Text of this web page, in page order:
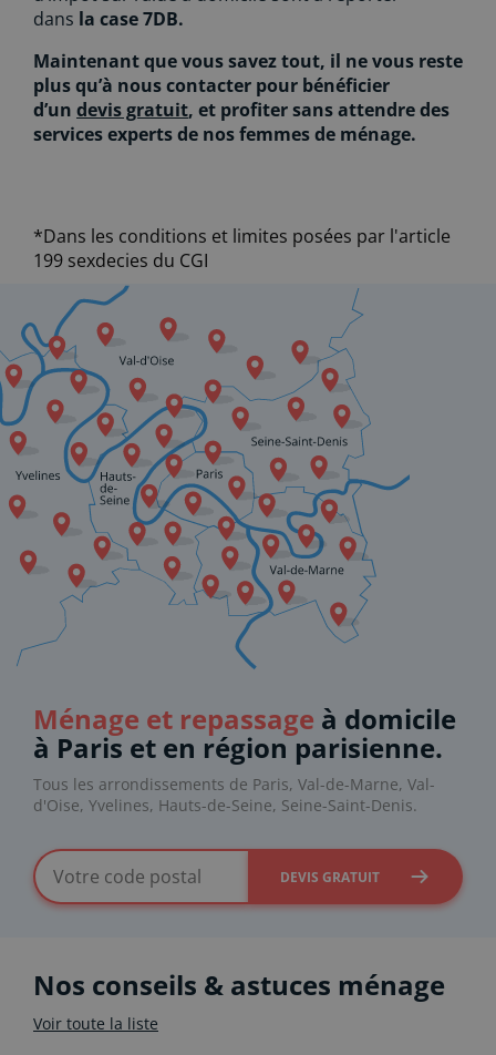
dans la case 7DB.
Maintenant que vous savez tout, il ne vous reste
plus qu’à nous contacter pour bénéficier
d’un devis gratuit, et profiter sans attendre des
services experts de nos femmes de ménage.
*Dans les conditions et limites posées par l'article
199 sexdecies du CGI
Ménage et repassage à domicile
à Paris et en région parisienne.
Tous les arrondissements de Paris, Val-de-Marne, Val-
d'Oise, Yvelines, Hauts-de-Seine, Seine-Saint-Denis.
DEVIS GRATUIT
Nos conseils & astuces ménage
Voir toute la liste